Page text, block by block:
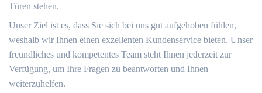
Türen stehen.
Unser Ziel ist es, dass Sie sich bei uns gut aufgehoben fühlen,
weshalb wir Ihnen einen exzellenten Kundenservice bieten. Unser
freundliches und kompetentes Team steht Ihnen jederzeit zur
Verfügung, um Ihre Fragen zu beantworten und Ihnen
weiterzuhelfen.